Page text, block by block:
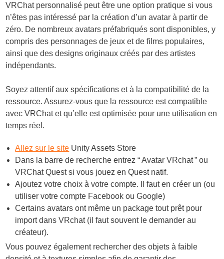
VRChat personnalisé peut être une option pratique si vous
n’êtes pas intéressé par la création d’un avatar à partir de
zéro. De nombreux avatars préfabriqués sont disponibles, y
compris des personnages de jeux et de films populaires,
ainsi que des designs originaux créés par des artistes
indépendants.
Soyez attentif aux spécifications et à la compatibilité de la
ressource. Assurez-vous que la ressource est compatible
avec VRChat et qu’elle est optimisée pour une utilisation en
temps réel.
Allez sur le site Unity Assets Store
Dans la barre de recherche entrez “ Avatar VRchat ” ou
VRChat Quest si vous jouez en Quest natif.
Ajoutez votre choix à votre compte. Il faut en créer un (ou
utiliser votre compte Facebook ou Google)
Certains avatars ont même un package tout prêt pour
import dans VRchat (il faut souvent le demander au
créateur).
Vous pouvez également rechercher des objets à faible